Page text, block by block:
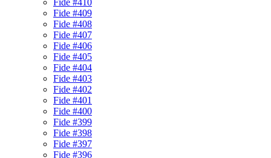
Fide #410
Fide #409
Fide #408
Fide #407
Fide #406
Fide #405
Fide #404
Fide #403
Fide #402
Fide #401
Fide #400
Fide #399
Fide #398
Fide #397
Fide #396